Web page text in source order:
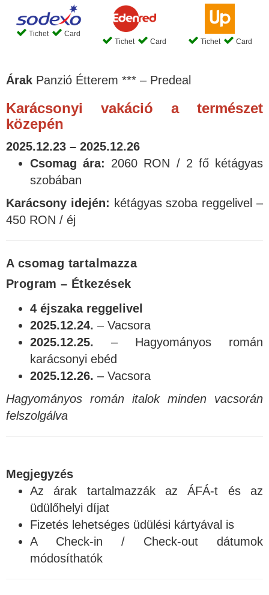
Tichet
Card
Tichet
Card Tichet Card
Árak Panzió Étterem *** – Predeal
Karácsonyi vakáció a természet
közepén
2025.12.23 – 2025.12.26
Csomag ára: 2060 RON / 2 fő kétágyas
szobában
Karácsony idején: kétágyas szoba reggelivel –
450 RON / éj
A csomag tartalmazza
Program – Étkezések
4 éjszaka reggelivel
2025.12.24. – Vacsora
2025.12.25. – Hagyományos román
karácsonyi ebéd
2025.12.26. – Vacsora
Hagyományos román italok minden vacsorán
felszolgálva
Megjegyzés
Az árak tartalmazzák az ÁFÁ-t és az
üdülőhelyi díjat
Fizetés lehetséges üdülési kártyával is
A Check-in / Check-out dátumok
módosíthatók